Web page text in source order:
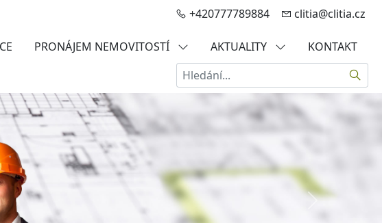
+420777789884 clitia@clitia.cz
PRONÁJEM NEMOVITOSTÍ AKTUALITY
KONTAKT
Hledat